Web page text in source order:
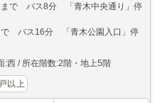
まで バス8分 「青木中央通り」停
で バス16分 「青木公園入口」停
:西 所在階数:2階・地上5階
以上